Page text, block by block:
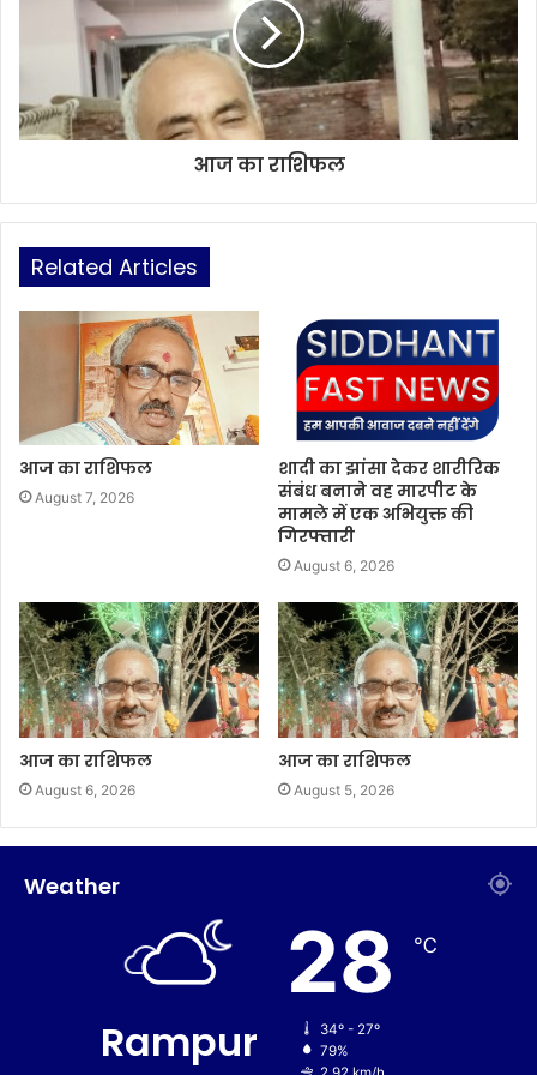
आज का राशिफल
Related Articles
आज का राशिफल
August 7, 2026
शादी का झांसा देकर शारीरिक
संबंध बनाने वह मारपीट के
मामले में एक अभियुक्त की
गिरफ्तारी
August 6, 2026
आज का राशिफल
August 6, 2026
आज का राशिफल
August 5, 2026
Weather
Rampur
28 ℃
34º - 27º
79%